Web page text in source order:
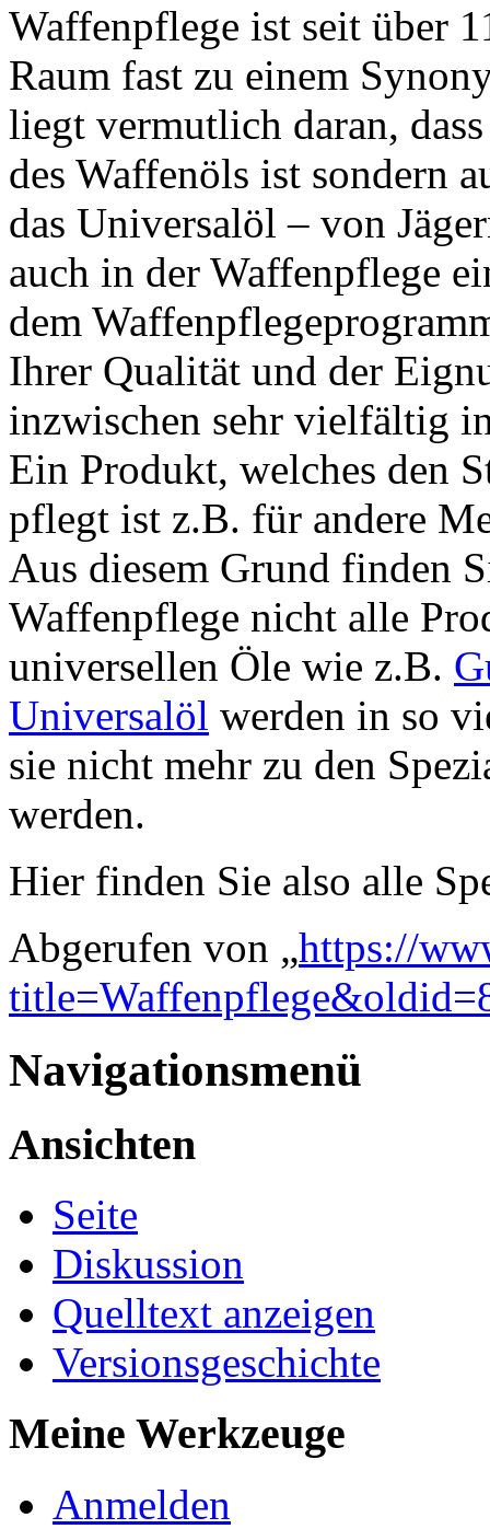
Waffenpflege ist seit über
Raum fast zu einem
liegt vermutlich daran,
des Waffenöls ist sondern
das Universalöl – von
auch in der Waffenpflege
dem
Ihrer Qualität und der
inzwischen sehr vielfältig
Ein Produkt, welches den
pflegt ist z.B. für andere
Aus diesem Grund finden
Waffenpflege nicht alle
universellen Öle wie z.B.
Universalöl werden in so
sie nicht mehr zu den
werden.
Hier finden Sie also alle
Abgerufen von „https://
Navigationsmenü
Ansichten
Seite
Diskussion
Quelltext anzeigen
Versionsgeschichte
Meine Werkzeuge
Anmelden